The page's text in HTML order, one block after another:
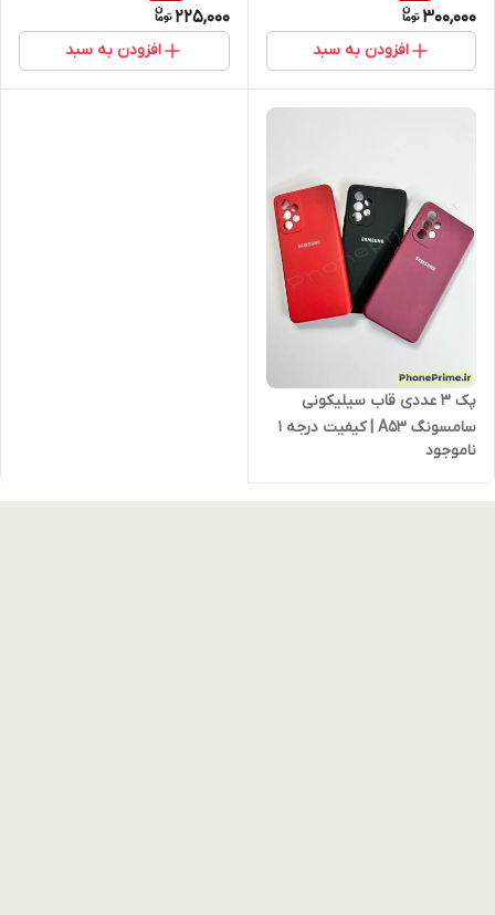
واقعی (نقد و اقساط)
300,000
افزودن به سبد
انبارگردانی (نقد و اقساط)
225,000
افزودن به سبد
پک ۳ عددی قاب سیلیکونی
سامسونگ A53 | کیفیت درجه ۱
انبارگردانی (نقد و اقساط)
ناموجود